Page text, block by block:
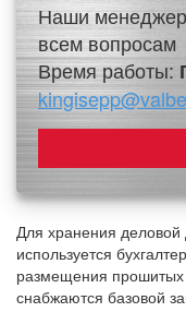
Наши
всем вопросам
Время работы:
Для хранения
используется
размещения прошитых
снабжаются базовой